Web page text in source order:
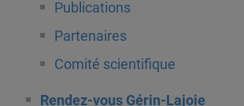
Publications
Partenaires
Comité scientifique
Rendez-vous Gérin-Lajoie